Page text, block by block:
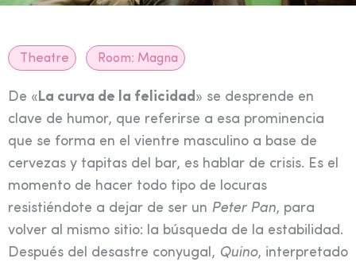
Theatre Room: Magna
De « La curva de la felicidad » se desprende en
clave de humor, que referirse a esa prominencia
que se forma en el vientre masculino a base de
cervezas y tapitas del bar, es hablar de crisis. Es el
momento de hacer todo tipo de locuras
resistiéndote a dejar de ser un Peter Pan, para
volver al mismo sitio: la búsqueda de la estabilidad.
Después del desastre conyugal, Quino, interpretado